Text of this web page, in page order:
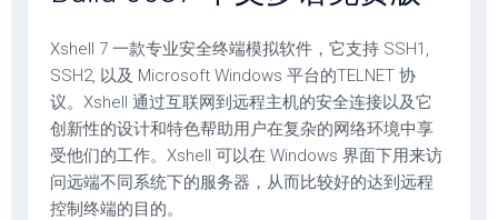
Xshell 7 一款专业安全终端模拟软件，它支持 SSH1,
SSH2, 以及 Microsoft Windows 平台的TELNET 协
议。Xshell 通过互联网到远程主机的安全连接以及它
创新性的设计和特色帮助用户在复杂的网络环境中享
受他们的工作。Xshell 可以在 Windows 界面下用来访
问远端不同系统下的服务器，从而比较好的达到远程
控制终端的目的。